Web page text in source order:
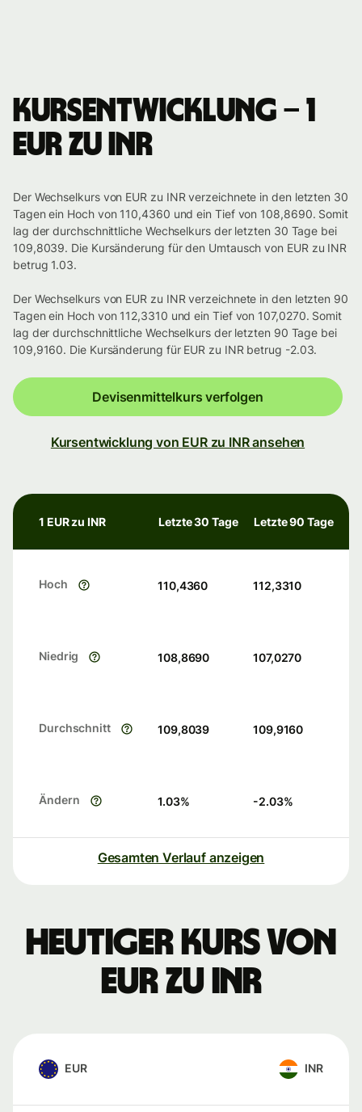
Kursentwicklung – 1
EUR zu INR
Der Wechselkurs von EUR zu INR verzeichnete in den letzten 30
Tagen ein Hoch von 110,4360 und ein Tief von 108,8690. Somit
lag der durchschnittliche Wechselkurs der letzten 30 Tage bei
109,8039. Die Kursänderung für den Umtausch von EUR zu INR
betrug 1.03.
Der Wechselkurs von EUR zu INR verzeichnete in den letzten 90
Tagen ein Hoch von 112,3310 und ein Tief von 107,0270. Somit
lag der durchschnittliche Wechselkurs der letzten 90 Tage bei
109,9160. Die Kursänderung für EUR zu INR betrug -2.03.
Devisenmittelkurs verfolgen
Kursentwicklung von EUR zu INR ansehen
1 EUR zu INR Letzte 30 Tage Letzte 90 Tage
Hoch 110,4360 112,3310
Niedrig 108,8690 107,0270
Durchschnitt 109,8039 109,9160
Ändern 1.03% -2.03%
Gesamten Verlauf anzeigen
Heutiger Kurs von
EUR zu INR
EUR INR